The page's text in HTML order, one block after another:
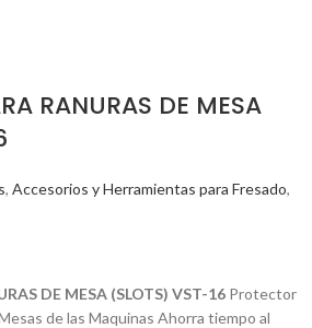
RANURAS DE MESA
, Accesorios y Herramientas para Fresado,
DE MESA (SLOTS) VST-16 Protector
de las Maquinas Ahorra tiempo al